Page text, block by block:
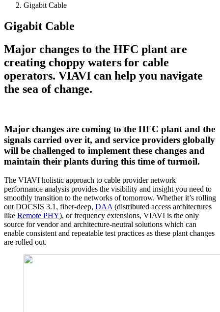
Gigabit Cable
Gigabit Cable
Major changes to the HFC plant are
creating choppy waters for cable
operators. VIAVI can help you navigate
the sea of change.
Major changes are coming to the HFC plant and the
signals carried over it, and service providers globally
will be challenged to implement these changes and
maintain their plants during this time of turmoil.
The VIAVI holistic approach to cable provider network
performance analysis provides the visibility and insight you need to
smoothly transition to the networks of tomorrow. Whether it’s rolling
out DOCSIS 3.1, fiber-deep, DAA (distributed access architectures
like Remote PHY), or frequency extensions, VIAVI is the only
source for vendor and architecture-neutral solutions which can
enable consistent and repeatable test practices as these plant changes
are rolled out.